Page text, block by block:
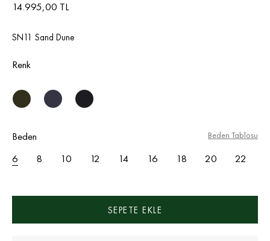
14.995,00 TL
SN11 Sand Dune
Renk
Beden
6
8 10 12 14 16 18 20 22
Beden Tablosu